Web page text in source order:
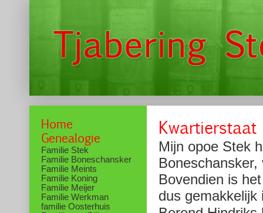
Home
Genealogie
Familie Stek
Familie Boneschansker
Familie Meints
Familie Koning
Familie Meijer
Familie Werkman
familie Oosterhuis
Mijn opoe Stek
Bovendien is
dus